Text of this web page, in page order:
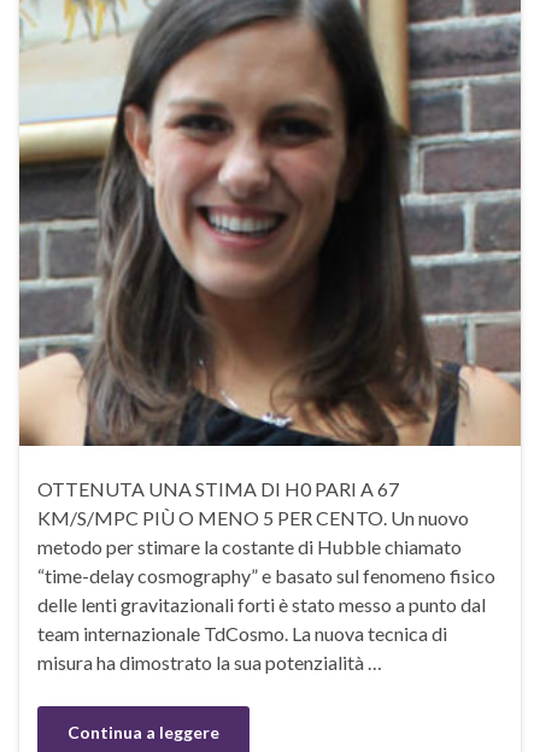
OTTENUTA UNA STIMA DI H0 PARI A 67
KM/S/MPC PIÙ O MENO 5 PER CENTO. Un nuovo
metodo per stimare la costante di Hubble chiamato
“time-delay cosmography” e basato sul fenomeno fisico
delle lenti gravitazionali forti è stato messo a punto dal
team internazionale TdCosmo. La nuova tecnica di
misura ha dimostrato la sua potenzialità …
Continua a leggere